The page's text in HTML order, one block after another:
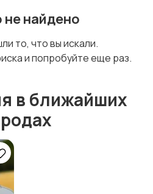
не найдено
то, что вы искали.
и попробуйте еще раз.
в ближайших